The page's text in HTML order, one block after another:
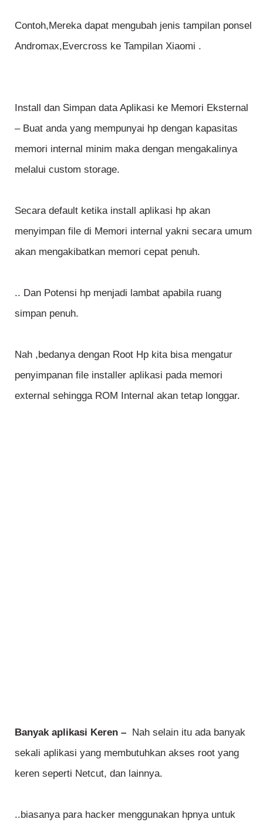
Contoh,Mereka dapat mengubah jenis tampilan ponsel
Andromax,Evercross ke Tampilan Xiaomi .
Install dan Simpan data Aplikasi ke Memori Eksternal
– Buat anda yang mempunyai hp dengan kapasitas
memori internal minim maka dengan mengakalinya
melalui custom storage.
Secara default ketika install aplikasi hp akan
menyimpan file di Memori internal yakni secara umum
akan mengakibatkan memori cepat penuh.
.. Dan Potensi hp menjadi lambat apabila ruang
simpan penuh.
Nah ,bedanya dengan Root Hp kita bisa mengatur
penyimpanan file installer aplikasi pada memori
external sehingga ROM Internal akan tetap longgar.
Banyak aplikasi Keren – Nah selain itu ada banyak
sekali aplikasi yang membutuhkan akses root yang
keren seperti Netcut, dan lainnya.
..biasanya para hacker menggunakan hpnya untuk